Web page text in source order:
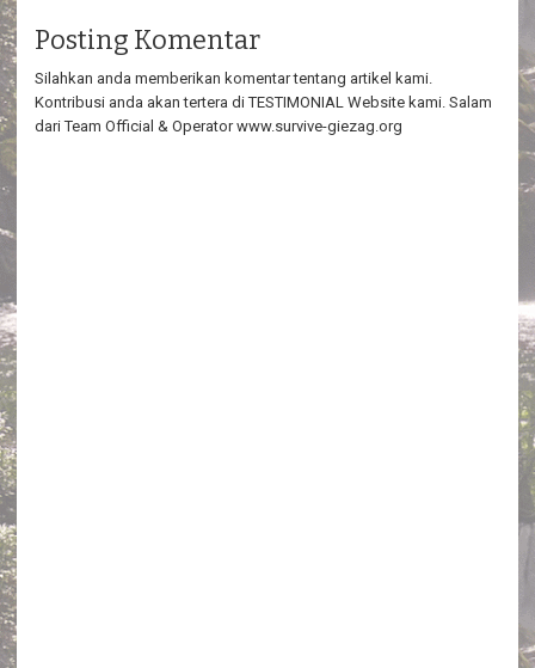
Posting Komentar
Silahkan anda memberikan komentar tentang artikel kami.
Kontribusi anda akan tertera di TESTIMONIAL Website kami. Salam
dari Team Official & Operator www.survive-giezag.org